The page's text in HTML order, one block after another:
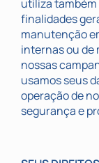
utiliza também
finalidades
manutenção
internas ou de
nossas
usamos seus
operação de
segurança e